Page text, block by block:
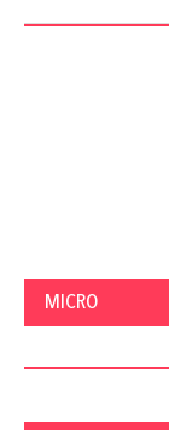
MICRO